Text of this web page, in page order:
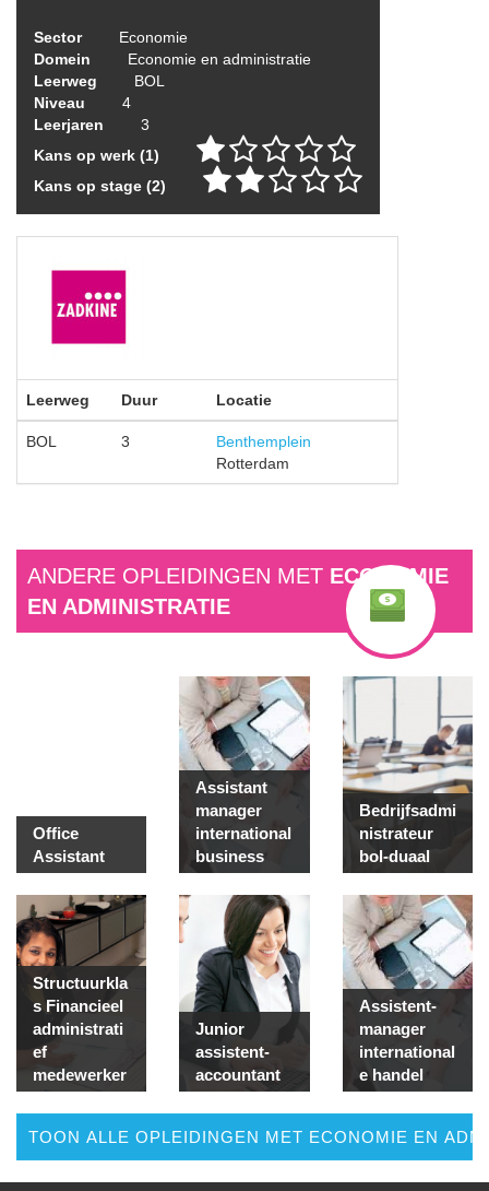
Sector
Economie
Domein
Economie en administratie
Leerweg
BOL
Niveau
4
Leerjaren
3
Kans op werk (1)
Kans op stage (2)
Leerweg Duur Locatie
BOL 3
Benthemplein
Rotterdam
ANDERE OPLEIDINGEN MET ECONOMIE
EN ADMINISTRATIE
Office
Assistant
Assistant
manager
international
business
Bedrijfsadmi
nistrateur
bol-duaal
Structuurkla
s Financieel
administrati
ef
medewerker
Junior
assistent-
accountant
Assistent-
manager
international
e handel
TOON ALLE OPLEIDINGEN MET ECONOMIE EN